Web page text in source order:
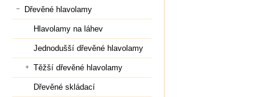
Dřevěné hlavolamy
Hlavolamy na láhev
Jednodušší dřevěné hlavolamy
Těžší dřevěné hlavolamy
Dřevěné skládací